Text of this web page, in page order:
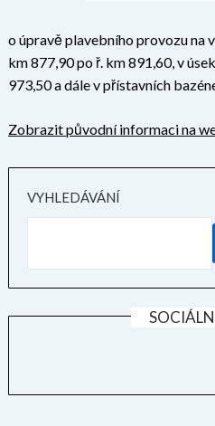
o úpravě plavebního provozu na
km 877,90 po ř. km 891,60, v
973,50 a dále v přístavních
Zobrazit původní informaci na
VYHLEDÁVÁNÍ